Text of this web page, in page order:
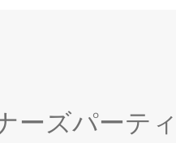
ーズパーテ